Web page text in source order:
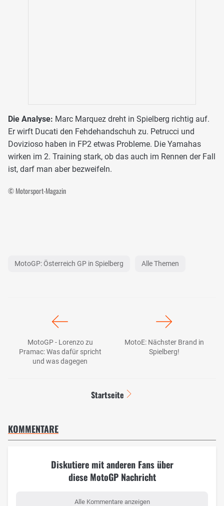
Die Analyse: Marc Marquez dreht in Spielberg richtig auf.
Er wirft Ducati den Fehdehandschuh zu. Petrucci und
Dovizioso haben in FP2 etwas Probleme. Die Yamahas
wirken im 2. Training stark, ob das auch im Rennen der Fall
ist, darf man aber bezweifeln.
© Motorsport-Magazin
MotoGP: Österreich GP in Spielberg Alle Themen
MotoGP - Lorenzo zu
Pramac: Was dafür spricht
und was dagegen
MotoE: Nächster Brand in
Spielberg!
Startseite
KOMMENTARE
Diskutiere mit anderen Fans über
diese MotoGP Nachricht
Alle Kommentare anzeigen